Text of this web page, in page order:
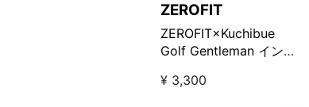
ZEROFIT
ZEROFIT×Kuchibue
Golf Gentleman インス
ブ-左手用 / ホワイト
¥ 3,300